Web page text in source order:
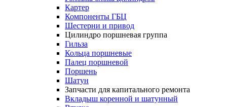
Картер
Компоненты ГБЦ
Шестерни и привод
Цилиндро поршневая группа
Гильза
Кольца поршневые
Палец поршневой
Поршень
Шатун
Запчасти для капитального ремонта
Вкладыш коренной и шатунный